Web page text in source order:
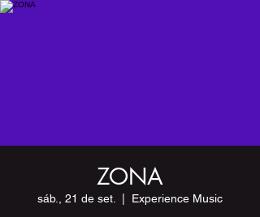
ZONA
sáb., 21 de set. Experience Music